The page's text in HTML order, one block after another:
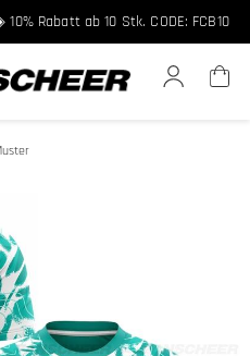
Rabatt ab 10 Stk. CODE: FCB10